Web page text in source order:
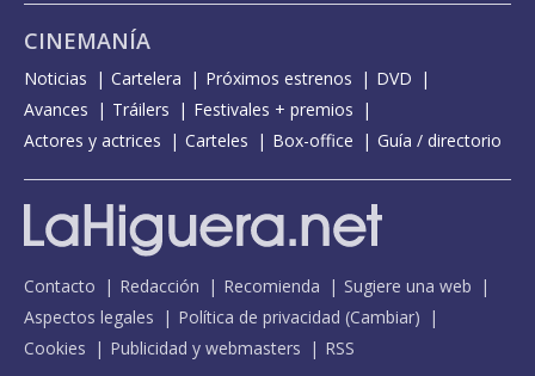
CINEMANÍA
Noticias Cartelera Próximos estrenos
DVD
Avances
Tráilers
Festivales + premios
Actores y actrices
Carteles Box-office Guía / directorio
Contacto Redacción Recomienda
Sugiere una web
Aspectos legales
Política de privacidad (Cambiar)
Cookies
Publicidad y webmasters RSS